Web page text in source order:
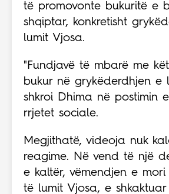
të promovonte bukuritë e
shqiptar, konkretisht
lumit Vjosa.
"Fundjavë të mbarë me
bukur në grykëderdhjen e
shkroi Dhima në postimin
rrjetet sociale.
Megjithatë, videoja nuk
reagime. Në vend të një
e kaltër, vëmendjen e
të lumit Vjosa, e